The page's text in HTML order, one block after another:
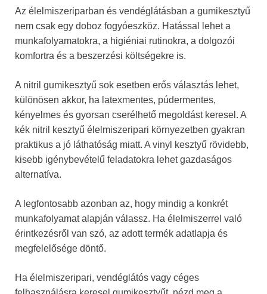
Az élelmiszeriparban és vendéglátásban a gumikesztyű
nem csak egy doboz fogyóeszköz. Hatással lehet a
munkafolyamatokra, a higiéniai rutinokra, a dolgozói
komfortra és a beszerzési költségekre is.
A nitril gumikesztyű sok esetben erős választás lehet,
különösen akkor, ha latexmentes, púdermentes,
kényelmes és gyorsan cserélhető megoldást keresel. A
kék nitril kesztyű élelmiszeripari környezetben gyakran
praktikus a jó láthatóság miatt. A vinyl kesztyű rövidebb,
kisebb igénybevételű feladatokra lehet gazdaságos
alternatíva.
A legfontosabb azonban az, hogy mindig a konkrét
munkafolyamat alapján válassz. Ha élelmiszerrel való
érintkezésről van szó, az adott termék adatlapja és
megfelelősége döntő.
Ha élelmiszeripari, vendéglátós vagy céges